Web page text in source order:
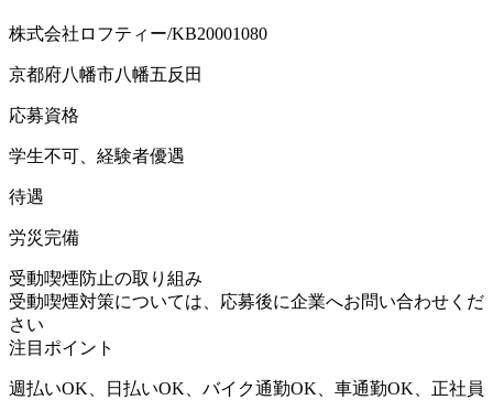
株式会社ロフティー/KB20001080
京都府八幡市八幡五反田
応募資格
学生不可、経験者優遇
待遇
労災完備
受動喫煙防止の取り組み
受動喫煙対策については、応募後に企業へお問い合わせくだ
さい
注目ポイント
週払いOK、日払いOK、バイク通勤OK、車通勤OK、正社員